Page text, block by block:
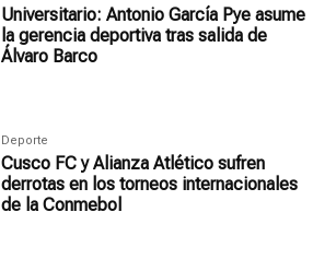
Universitario: Antonio García Pye asume
la gerencia deportiva tras salida de
Álvaro Barco
Deporte
Cusco FC y Alianza Atlético sufren
derrotas en los torneos internacionales
de la Conmebol